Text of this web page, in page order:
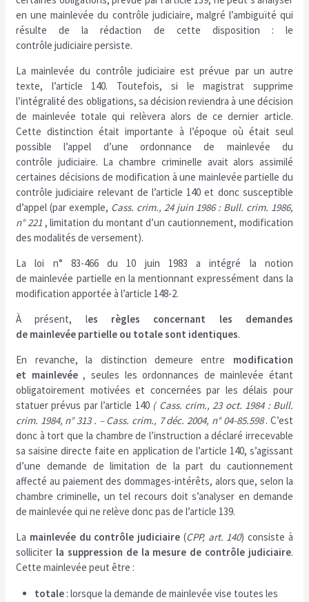
en une mainlevée du contrôle judiciaire, malgré l’ambiguïté qui
résulte de la rédaction de cette disposition : le
contrôle judiciaire persiste.
La mainlevée du contrôle judiciaire est prévue par un autre
texte, l’article 140. Toutefois, si le magistrat supprime
l’intégralité des obligations, sa décision reviendra à une décision
de mainlevée totale qui relèvera alors de ce dernier article.
Cette distinction était importante à l’époque où était seul
possible l’appel d’une ordonnance de mainlevée du
contrôle judiciaire. La chambre criminelle avait alors assimilé
certaines décisions de modification à une mainlevée partielle du
contrôle judiciaire relevant de l’article 140 et donc susceptible
d’appel (par exemple, Cass. crim., 24 juin 1986 : Bull. crim. 1986,
n° 221 , limitation du montant d’un cautionnement, modification
des modalités de versement).
La loi n° 83-466 du 10 juin 1983 a intégré la notion
de mainlevée partielle en la mentionnant expressément dans la
modification apportée à l’article 148-2.
À présent, les règles concernant les demandes
de mainlevée partielle ou totale sont identiques.
En revanche, la distinction demeure entre modification
et mainlevée , seules les ordonnances de mainlevée étant
obligatoirement motivées et concernées par les délais pour
statuer prévus par l’article 140 ( Cass. crim., 23 oct. 1984 : Bull.
crim. 1984, n° 313 . – Cass. crim., 7 déc. 2004, n° 04-85.598. C’est
donc à tort que la chambre de l’instruction a déclaré irrecevable
sa saisine directe faite en application de l’article 140, s’agissant
d’une demande de limitation de la part du cautionnement
affecté au paiement des dommages-intérêts, alors que, selon la
chambre criminelle, un tel recours doit s’analyser en demande
de mainlevée qui ne relève donc pas de l’article 139.
La mainlevée du contrôle judiciaire (CPP, art. 140) consiste à
solliciter la suppression de la mesure de contrôle judiciaire.
Cette mainlevée peut être :
totale : lorsque la demande de mainlevée vise toutes les